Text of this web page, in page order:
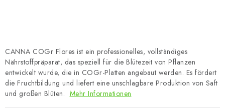
CANNA COGr Flores ist ein professionelles, vollständiges
Nährstoffpräparat, das speziell für die Blütezeit von Pflanzen
entwickelt wurde, die in COGr-Platten angebaut werden. Es fördert
die Fruchtbildung und liefert eine unschlagbare Produktion von Saft
und großen Blüten. Mehr Informationen